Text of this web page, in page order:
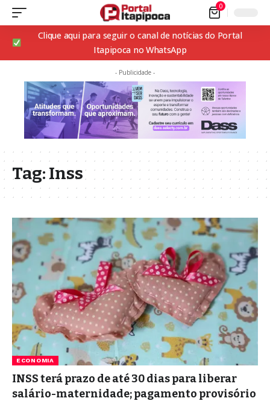
0
Clique aqui para seguir o canal de notícias do Portal
Itapipoca no WhatsApp
- Publicidade -
Tag:Inss
ECONOMIA
INSS terá prazo de até 30 dias para liberar
salário-maternidade; pagamento provisório